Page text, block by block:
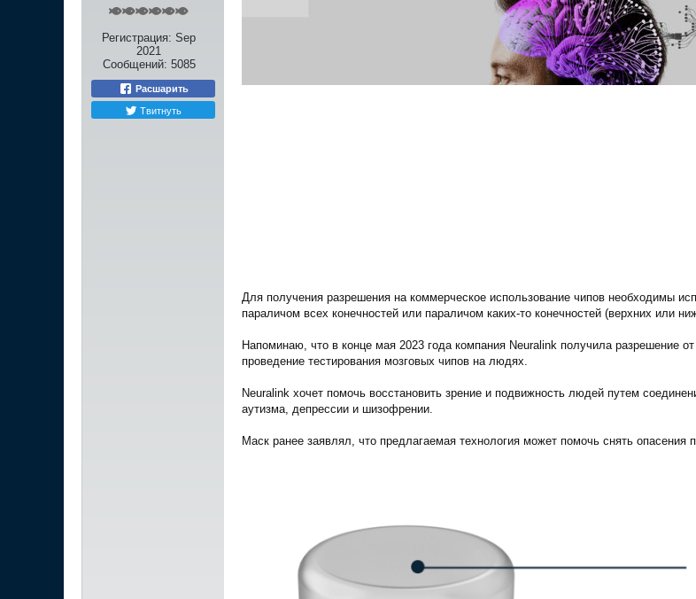
Регистрация: Sep
2021
Сообщений: 5085
Расшарить
Твитнуть
Для получения разрешения на коммерческое использование чипов необходимы
параличом всех конечностей или параличом каких‑то конечностей (верхних или
Напоминаю, что в конце мая 2023 года компания Neuralink получила разрешение
проведение тестирования мозговых чипов на людях.
Neuralink хочет помочь восстановить зрение и подвижность людей путем
аутизма, депрессии и шизофрении.
Маск ранее заявлял, что предлагаемая технология может помочь снять